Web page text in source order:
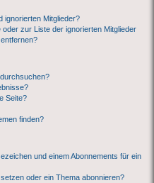
ignorierten Mitglieder?
zur Liste der ignorierten Mitglieder
Seite?
finden?
und einem Abonnements für ein
oder ein Thema abonnieren?